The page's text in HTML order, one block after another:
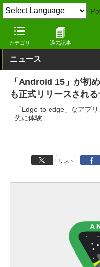
カテゴリ 過去記事
窓の杜 システム・ファイル
ニュース
「Android 15」が初
も正式リリースされる
「Edge-to-edge」なアプ
先に体験
リスト